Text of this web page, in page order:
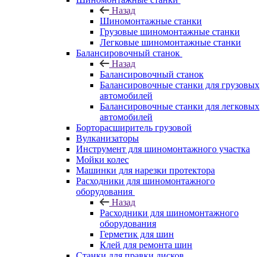
Назад
Шиномонтажные станки
Грузовые шиномонтажные станки
Легковые шиномонтажные станки
Балансировочный станок
Назад
Балансировочный станок
Балансировочные станки для грузовых
автомобилей
Балансировочные станки для легковых
автомобилей
Борторасширитель грузовой
Вулканизаторы
Инструмент для шиномонтажного участка
Мойки колес
Машинки для нарезки протектора
Расходники для шиномонтажного
оборудования
Назад
Расходники для шиномонтажного
оборудования
Герметик для шин
Клей для ремонта шин